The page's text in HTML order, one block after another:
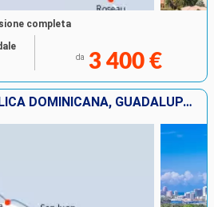
completa
da 3 400 €
STATI UNITI, REPUBBLICA DOMINICANA, GUADALUPA, MARTINICA, PORTORICO